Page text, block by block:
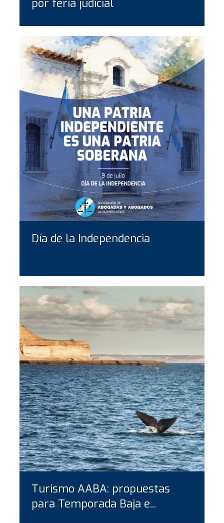
por feria judicial
Día de la Independencia
Turismo AABA: propuestas
para Temporada Baja e...